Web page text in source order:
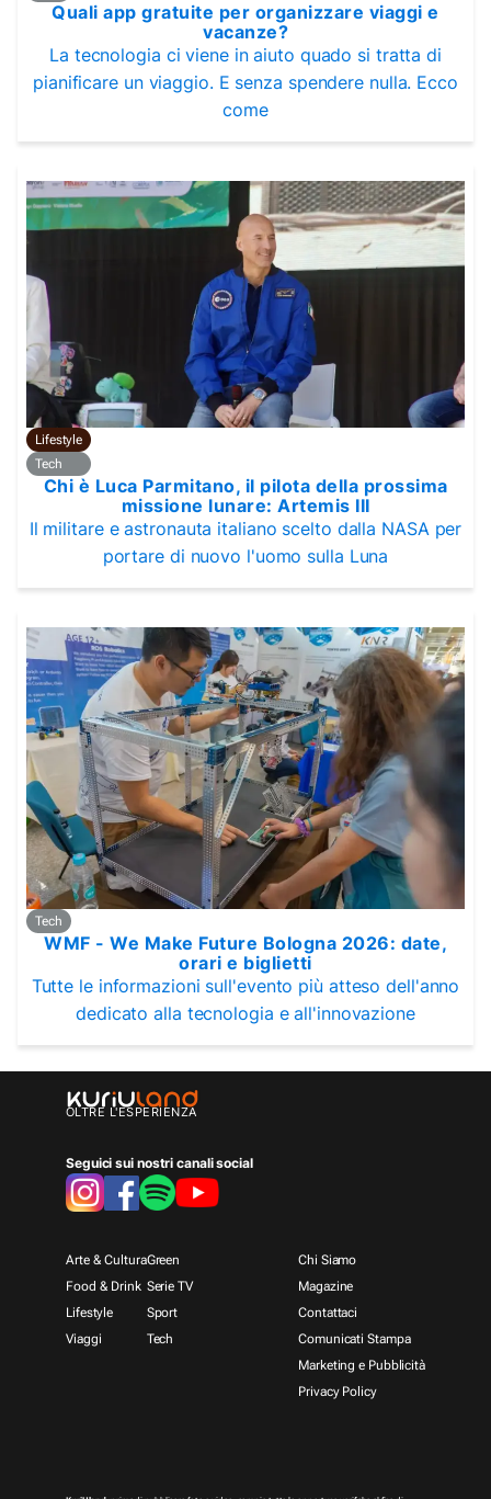
Quali app gratuite per organizzare viaggi e
vacanze?
La tecnologia ci viene in aiuto quado si tratta di
pianificare un viaggio. E senza spendere nulla. Ecco
come
Lifestyle
Tech
Chi è Luca Parmitano, il pilota della prossima
missione lunare: Artemis III
Il militare e astronauta italiano scelto dalla NASA per
portare di nuovo l'uomo sulla Luna
Tech
WMF - We Make Future Bologna 2026: date,
orari e biglietti
Tutte le informazioni sull'evento più atteso dell'anno
dedicato alla tecnologia e all'innovazione
OLTRE L'ESPERIENZA
Seguici sui nostri canali social
Arte & Cultura
Food & Drink
Lifestyle
Viaggi
Green
Serie TV
Sport
Tech
Chi Siamo
Magazine
Contattaci
Comunicati Stampa
Marketing e Pubblicità
Privacy Policy